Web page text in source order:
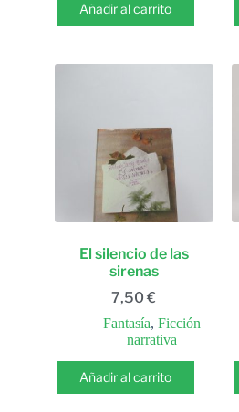
Añadir al carrito
El silencio de las
sirenas
7,50€
Fantasía,Ficción
narrativa
Añadir al carrito